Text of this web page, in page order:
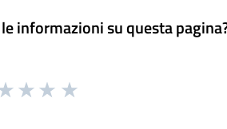
informazioni su questa